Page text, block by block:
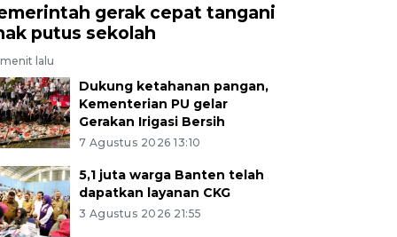
gerak cepat tangani
putus sekolah
lalu
Dukung ketahanan pangan,
Kementerian PU gelar
Gerakan Irigasi Bersih
7 Agustus 2026 13:10
5,1 juta warga Banten telah
dapatkan layanan CKG
3 Agustus 2026 21:55